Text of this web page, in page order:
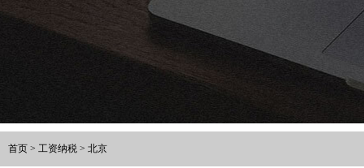
首页 > 工资纳税 > 北京